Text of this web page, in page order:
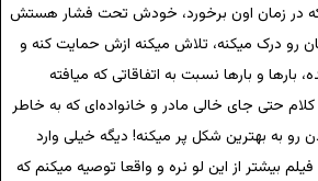
در زمان اون برخورد، خودش تحت فشار هستش
رو درک میکنه، تلاش میکنه ازش حمایت کنه و
و بارها نسبت به اتفاقاتی که میافته
حتی جای خالی مادر و خانواده‌ای که به خاطر
به بهترین شکل پر میکنه! دیگه خیلی وارد
بیشتر از این لو نره و واقعا توصیه میکنم که